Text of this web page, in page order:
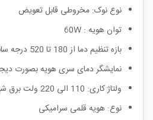
نوع نوک: مخروطی قابل تعویض
توان هویه : 60W
بازه تنظیم دما از 180 تا 520 درجه سانتیگراد
نمایشگر دمای سری هویه بصورت
ولتاژ کاری: 110 الی 220 ولت برق شهری
نوع: هویه قلمی سرامیکی